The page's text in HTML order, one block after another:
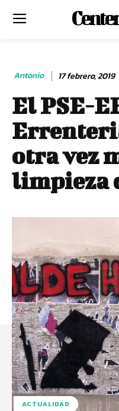
Antonio 17 febrero, 2019
El PSE-
otra vez
limpieza
ACTUALIDAD